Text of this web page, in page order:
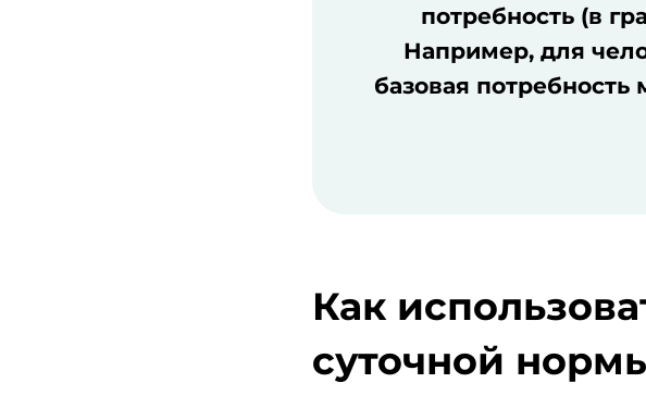
потребность (в
Например, для
базовая потребность
Как
суточной